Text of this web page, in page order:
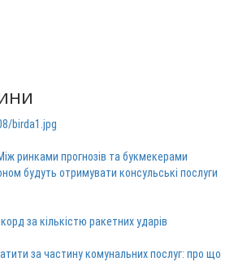
ринками прогнозів та букмекерами
будуть отримувати консульські послуги
за кількістю ракетних ударів
за частину комунальних послуг: про що